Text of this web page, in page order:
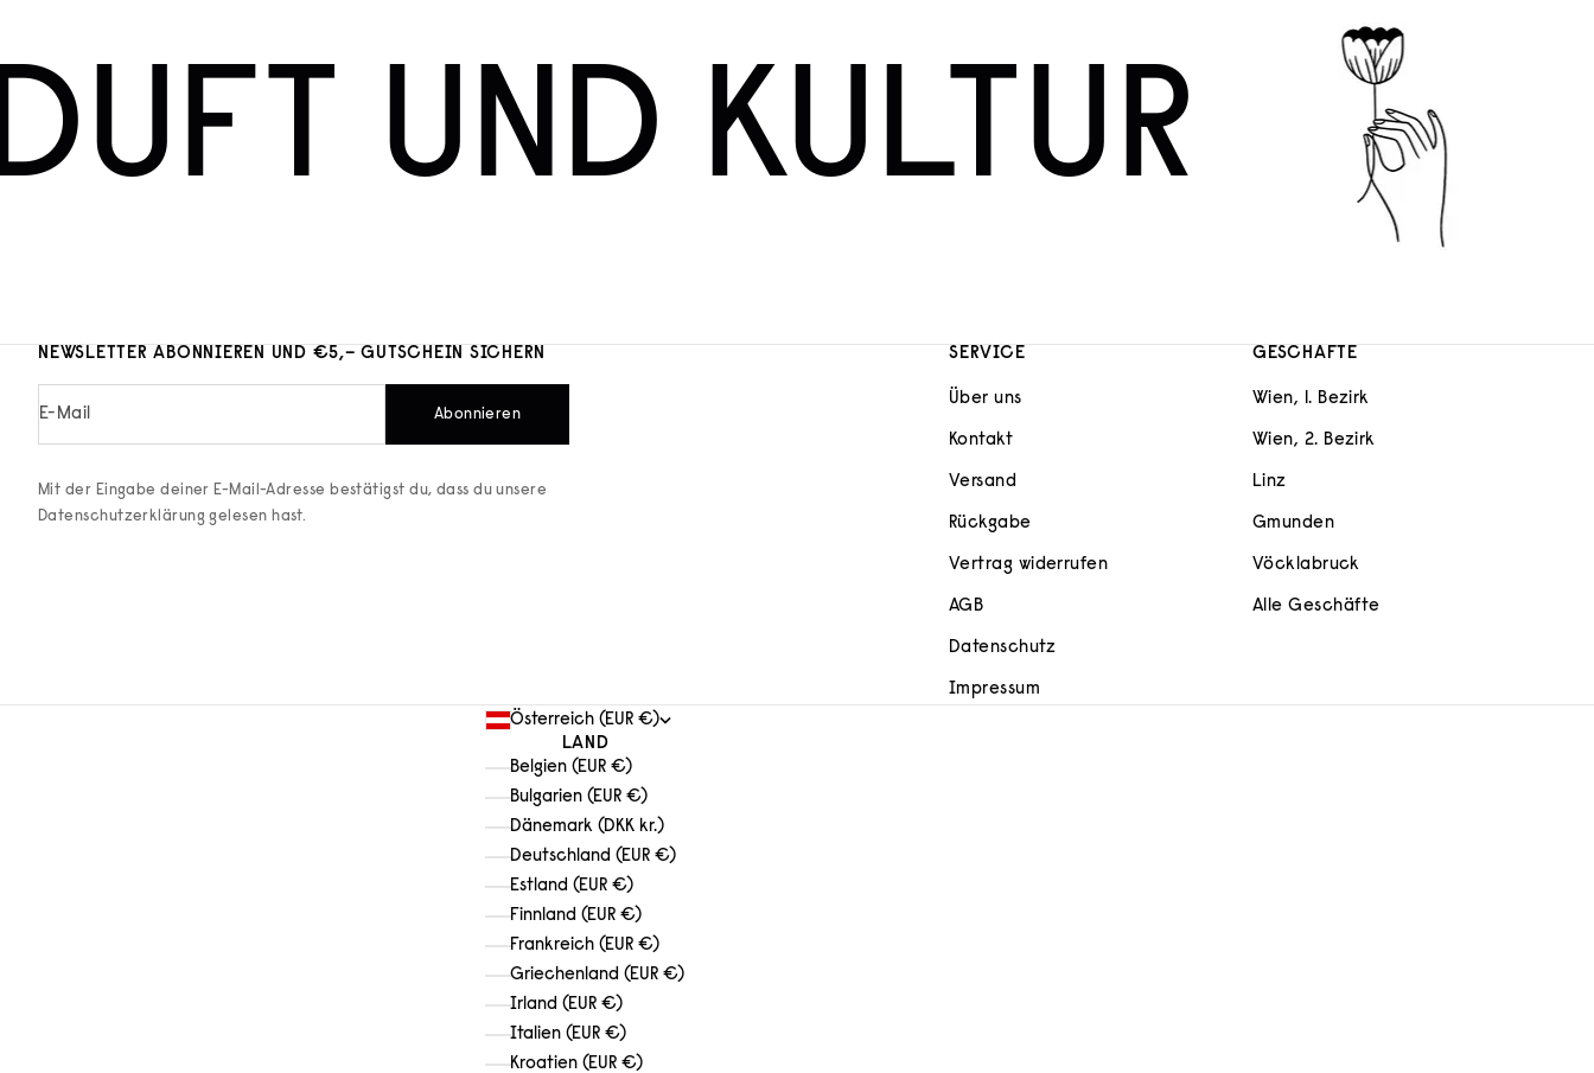
UND KULTUR
NEWSLETTER ABONNIEREN UND €5,– GUTSCHEIN SICHERN
E-Mail Abonnieren
Mit der Eingabe deiner E-Mail-Adresse bestätigst du, dass du unsere
Datenschutzerklärung gelesen hast.
SERVICE
Über uns
Kontakt
Versand
Rückgabe
Vertrag widerrufen
AGB
Datenschutz
Impressum
GESCHÄFTE
Wien, 1. Bezirk
Wien, 2. Bezirk
Linz
Gmunden
Vöcklabruck
Alle Geschäfte
Österreich (EUR €)
LAND
Belgien (EUR €)
Bulgarien (EUR €)
Dänemark (DKK kr.)
Deutschland (EUR €)
Estland (EUR €)
Finnland (EUR €)
Frankreich (EUR €)
Griechenland (EUR €)
Irland (EUR €)
Italien (EUR €)
Kroatien (EUR €)